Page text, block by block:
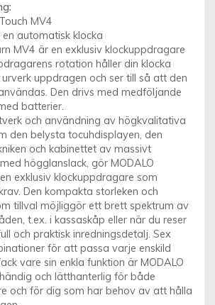
MV4
automatisk klocka
MV4 är en exklusiv klockuppdragare
rotation håller din klocka
uppdragen och ser till så att den
Den drivs med medföljande
batterier.
och användning av högkvalitativa
den belysta tocuhdisplayen, den
och kabinettet av massivt
högglanslack, gör MODALO
exklusiv klockuppdragare som
Den kompakta storleken och
tillval möjliggör ett brett spektrum av
t.ex. i kassaskåp eller när du reser
och praktisk inredningsdetalj. Sex
för att passa varje enskild
vare sin enkla funktion är MODALO
och lätthanterlig för både
och för dig som har behov av att hålla